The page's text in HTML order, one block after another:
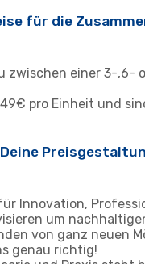
für die
zwischen einer 3-
pro Einheit und
Innovation,
um
von ganz neuen
genau richtig!